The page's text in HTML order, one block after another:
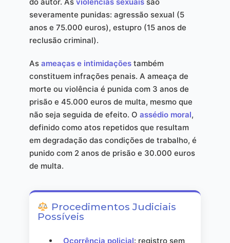
severamente punidas: agressão sexual (5
anos e 75.000 euros), estupro (15 anos de
reclusão criminal).
As ameaças e intimidaçõestambém
constituem infrações penais. A ameaça de
morte ou violência é punida com 3 anos de
prisão e 45.000 euros de multa, mesmo que
não seja seguida de efeito. O assédio moral,
definido como atos repetidos que resultam
em degradação das condições de trabalho, é
punido com 2 anos de prisão e 30.000 euros
de multa.
Procedimentos Judiciais
Possíveis
Ocorrência policial: registro sem